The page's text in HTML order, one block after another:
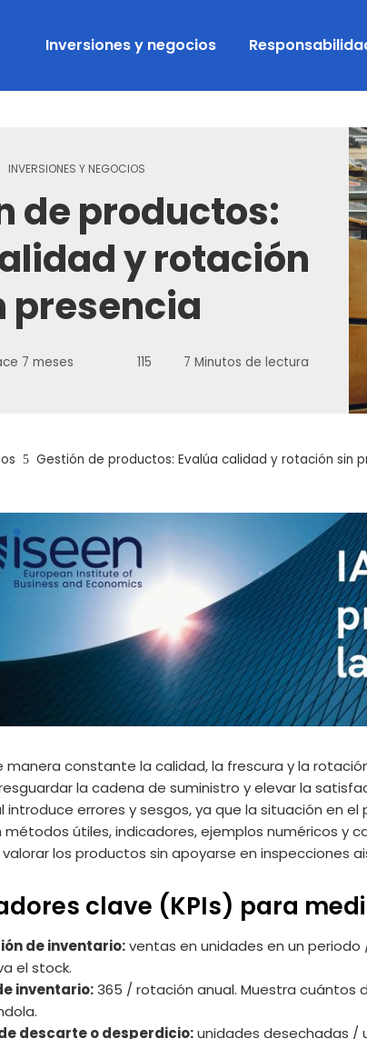
Inversiones y negocios
INVERSIONES Y NEGOCIOS
de productos:
y rotación
presencia
7 meses 115 7 Minutos de lectura
Gestión de productos: Evalúa calidad y rotación sin
manera constante la calidad, la frescura y la
la cadena de suministro y elevar la
introduce errores y sesgos, ya que la situación en
métodos útiles, indicadores, ejemplos numéricos y
los productos sin apoyarse en inspecciones
clave (KPIs) para
de inventario:ventas en unidades en un
el stock.
inventario:365 / rotación anual. Muestra cuántos
descarte o desperdicio:unidades desechadas /